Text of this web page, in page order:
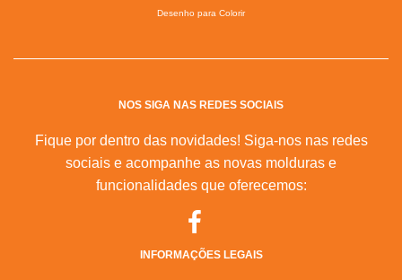
Desenho para Colorir
NOS SIGA NAS REDES SOCIAIS
Fique por dentro das novidades! Siga-nos nas redes
sociais e acompanhe as novas molduras e
funcionalidades que oferecemos:
INFORMAÇÕES LEGAIS